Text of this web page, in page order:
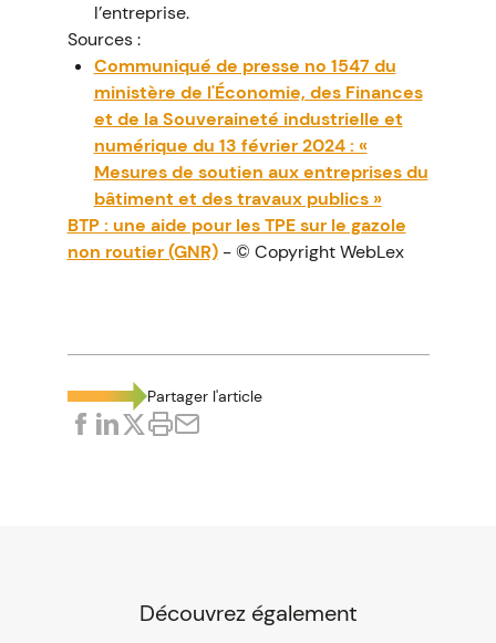
l’entreprise.
Sources :
Communiqué de presse no 1547 du
ministère de l'Économie, des Finances
et de la Souveraineté industrielle et
numérique du 13 février 2024 : «
Mesures de soutien aux entreprises du
bâtiment et des travaux publics »
BTP : une aide pour les TPE sur le gazole
non routier (GNR)- © Copyright WebLex
Partager l'article
Découvrez également